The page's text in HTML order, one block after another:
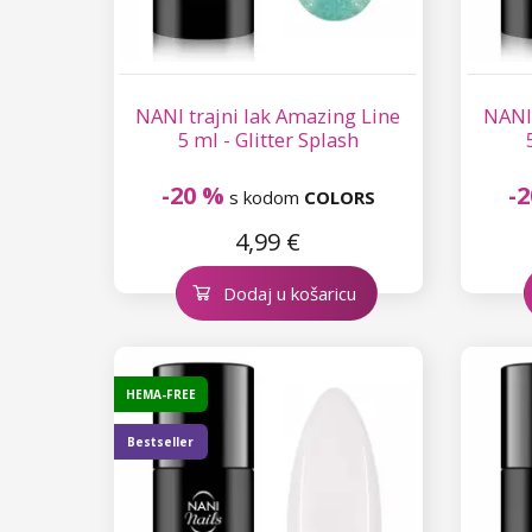
NANI trajni lak Amazing Line
5 ml - Glitter Splash
-20 % s kodom COLORS
4,99 €
Dodaj u košaricu
-
HEMA-FREE
Bestseller